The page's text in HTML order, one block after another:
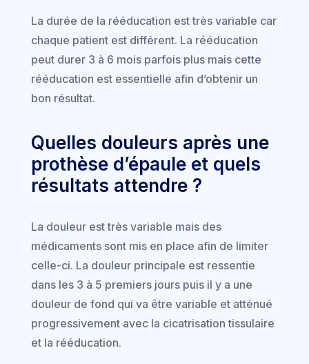
La durée de la rééducation est très variable car
chaque patient est différent. La rééducation
peut durer 3 à 6 mois parfois plus mais cette
rééducation est essentielle afin d’obtenir un
bon résultat.
Quelles douleurs après une
prothèse d’épaule et quels
résultats attendre ?
La douleur est très variable mais des
médicaments sont mis en place afin de limiter
celle-ci. La douleur principale est ressentie
dans les 3 à 5 premiers jours puis il y a une
douleur de fond qui va être variable et atténué
progressivement avec la cicatrisation tissulaire
et la rééducation.